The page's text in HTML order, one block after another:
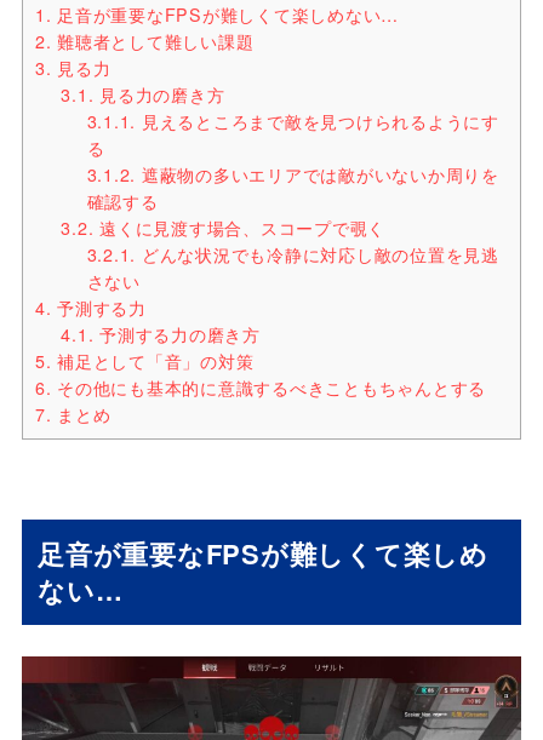
1. 足音が重要なFPSが難しくて楽しめない…
2. 難聴者として難しい課題
3. 見る力
3.1. 見る力の磨き方
3.1.1. 見えるところまで敵を見つけられるようにす
る
3.1.2. 遮蔽物の多いエリアでは敵がいないか周りを
確認する
3.2. 遠くに見渡す場合、スコープで覗く
3.2.1. どんな状況でも冷静に対応し敵の位置を見逃
さない
4. 予測する力
4.1. 予測する力の磨き方
5. 補足として「音」の対策
6. その他にも基本的に意識するべきこともちゃんとする
7. まとめ
足音が重要なFPSが難しくて楽しめ
ない…